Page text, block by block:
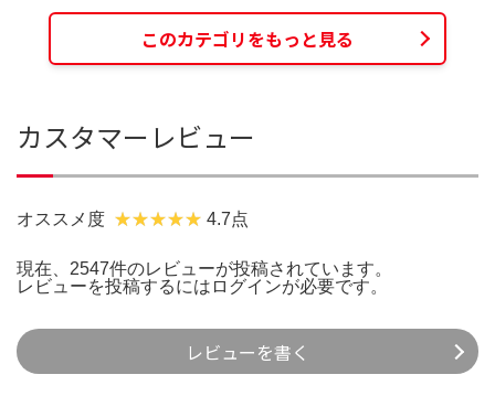
このカテゴリをもっと見る
カスタマーレビュー
オススメ度 4.7点
現在、2547件のレビューが投稿されています。
レビューを投稿するには ログインが必要です。
レビューを書く